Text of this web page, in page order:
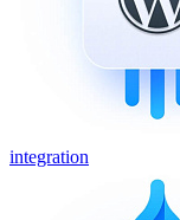
integration